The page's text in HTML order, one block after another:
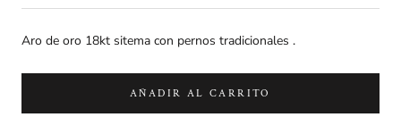
Aro de oro 18kt sitema con pernos tradicionales .
AÑADIR AL CARRITO